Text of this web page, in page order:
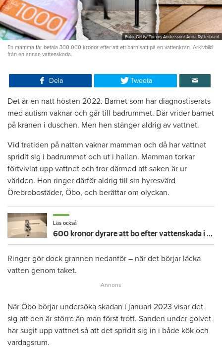
Foto: Getty/ Tommy Andersson/ Anna Rytterbrant
En mamma får betala 300 000 kronor efter att ett barn satt på en vattenkran. Arkivbild
från en annan vattenskada.
Dela Tweeta
Det är en natt hösten 2022. Barnet som har diagnostiserats
med autism vaknar och går till badrummet. Där vrider barnet
på kranen i duschen. Men hen stänger aldrig av vattnet.
Vid tretiden på natten vaknar mamman och då har vattnet
spridit sig i badrummet och ut i hallen. Mamman torkar
förtvivlat upp vattnet och tror därmed att saken är ur
världen. Hon ringer därför aldrig till sin hyresvärd
Örebrobostäder, Öbo, och berättar om olyckan.
Läs också
600 kronor dyrare att bo efter vattenskada i Varberg
Ringer gör dock grannen nedanför – när det börjar läcka
vatten genom taket.
När Öbo börjar undersöka skadan i januari 2023 visar det
sig att den är större än man först trott. Sanden under golvet
har sugit upp vattnet så att det spridit sig in i både kök och
vardagsrum.